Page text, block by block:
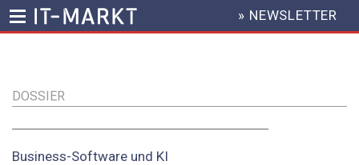
Inhalt
HEADER
MENU
» NEWSLETTER
DOSSIER
Business-Software und KI